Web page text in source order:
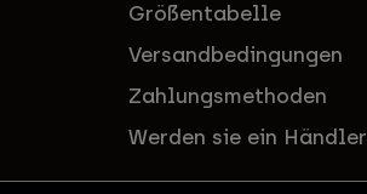
Größentabelle
Versandbedingungen
Zahlungsmethoden
Werden sie ein Händler